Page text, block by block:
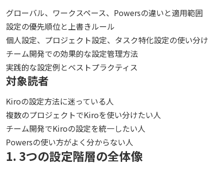
グローバル、ワークスペース、Powersの違いと適用範囲
設定の優先順位と上書きルール
個人設定、プロジェクト設定、タスク特化設定の使い分け
チーム開発での効果的な設定管理方法
実践的な設定例とベストプラクティス
対象読者
Kiroの設定方法に迷っている人
複数のプロジェクトでKiroを使い分けたい人
チーム開発でKiroの設定を統一したい人
Powersの使い方がよく分からない人
1. 3つの設定階層の全体像